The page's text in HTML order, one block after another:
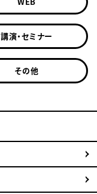
講演・セミナー
その他